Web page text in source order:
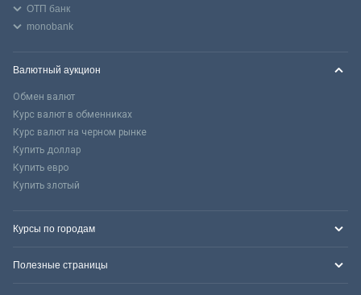
ОТП банк
monobank
Валютный аукцион
Обмен валют
Курс валют в обменниках
Курс валют на черном рынке
Купить доллар
Купить евро
Купить злотый
Курсы по городам
Полезные страницы